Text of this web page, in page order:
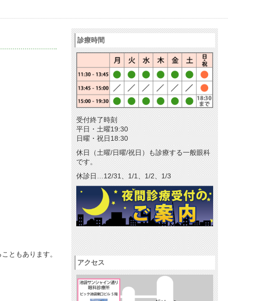
よくある質問
診療報酬に関する院内掲示
メールマガジン
リクルート
パンフレットのダウンロード
点眼液・眼軟膏について
コンタクトレンズのトラブル
コンタクトレンズの眼疾患
ともあります。
診療時間
受付終了時刻
平日・土曜19:30
日曜・祝日18:30
休日（土曜/日曜/祝日）も診療する一般眼科
です。
休診日…12/31、1/1、1/2、1/3
アクセス